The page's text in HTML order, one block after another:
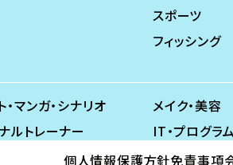
スポーツ
フィッシング
・マンガ・シナリオ
ルトレーナー
メイク・美容
IT・プログラム
個人情報保護方針免責事項